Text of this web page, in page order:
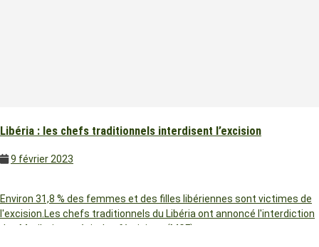
Libéria : les chefs traditionnels interdisent l’excision
9 février 2023
Environ 31,8 % des femmes et des filles libériennes sont victimes de
l'excision.Les chefs traditionnels du Libéria ont annoncé l'interdiction
des Mutilations génitales féminines (MGF),…